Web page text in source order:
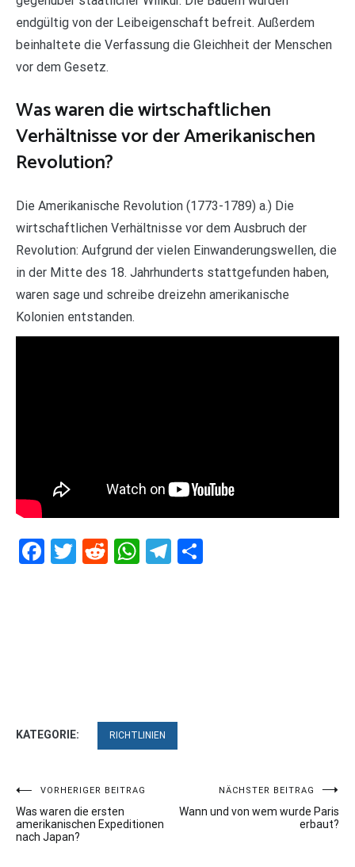
endgültig von der Leibeigenschaft befreit. Außerdem
beinhaltete die Verfassung die Gleichheit der Menschen
vor dem Gesetz.
Was waren die wirtschaftlichen
Verhältnisse vor der Amerikanischen
Revolution?
Die Amerikanische Revolution (1773-1789) a.) Die
wirtschaftlichen Verhältnisse vor dem Ausbruch der
Revolution: Aufgrund der vielen Einwanderungswellen, die
in der Mitte des 18. Jahrhunderts stattgefunden haben,
waren sage und schreibe dreizehn amerikanische
Kolonien entstanden.
Facebook
Twitter
RedditWhatsApp
Telegram
KATEGORIE: RICHTLINIEN
Beitragsnavigation
VORHERIGER BEITRAG
Was waren die ersten
amerikanischen Expeditionen
nach Japan?
NÄCHSTER BEITRAG
Wann und von wem wurde Paris
erbaut?